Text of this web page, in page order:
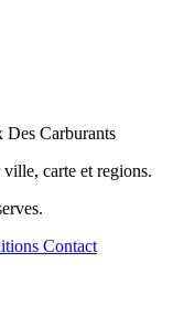
Des Carburants
carte et regions.
Contact